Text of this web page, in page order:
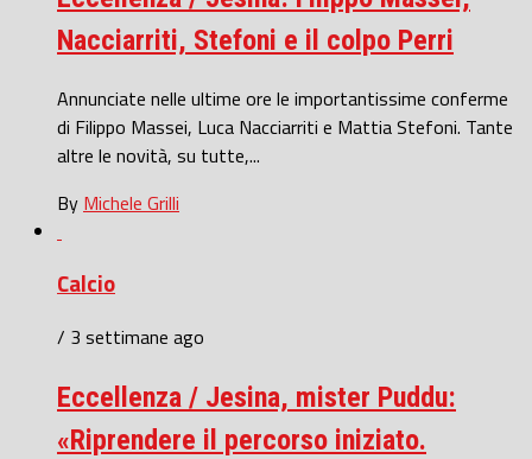
Nacciarriti, Stefoni e il colpo Perri
Annunciate nelle ultime ore le importantissime conferme
di Filippo Massei, Luca Nacciarriti e Mattia Stefoni. Tante
altre le novità, su tutte,...
By Michele Grilli
Calcio
/ 3 settimane ago
Eccellenza / Jesina, mister Puddu:
«Riprendere il percorso iniziato.